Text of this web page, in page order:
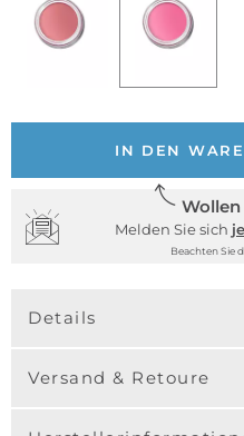
IN DEN
Wollen
Melden Sie sich
Beachten Sie
Details
Versand & Retoure